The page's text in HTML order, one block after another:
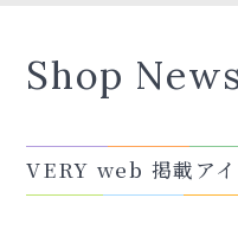
Shop
VERY web 掲載ア